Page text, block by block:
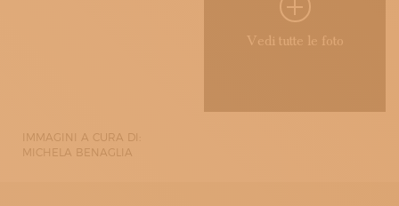
Vedi tutte le foto
IMMAGINI A CURA DI:
MICHELA BENAGLIA